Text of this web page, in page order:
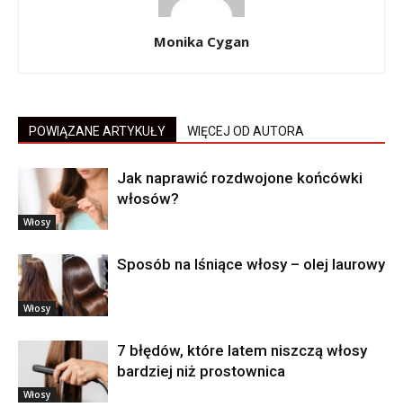
Monika Cygan
POWIĄZANE ARTYKUŁY WIĘCEJ OD AUTORA
Włosy
Jak naprawić rozdwojone końcówki
włosów?
Włosy
Sposób na lśniące włosy – olej laurowy
Włosy
7 błędów, które latem niszczą włosy
bardziej niż prostownica